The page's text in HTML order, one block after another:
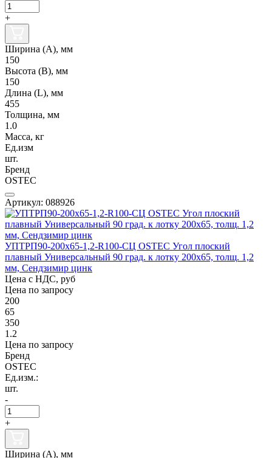
+
Ширина (А), мм
150
Высота (В), мм
150
Длина (L), мм
455
Толщина, мм
1.0
Масса, кг
Ед.изм
шт.
Бренд
OSTEC
Артикул: 088926
УПТРП90-200х65-1,2-R100-СЦ OSTEC Угол плоский
плавный Универсальный 90 град. к лотку 200х65, толщ. 1,2
мм, Сендзимир цинк
Цена с НДС, руб
Цена по запросу
200
65
350
1.2
Цена по запросу
Бренд
OSTEC
Ед.изм.:
шт.
-
+
Ширина (А), мм